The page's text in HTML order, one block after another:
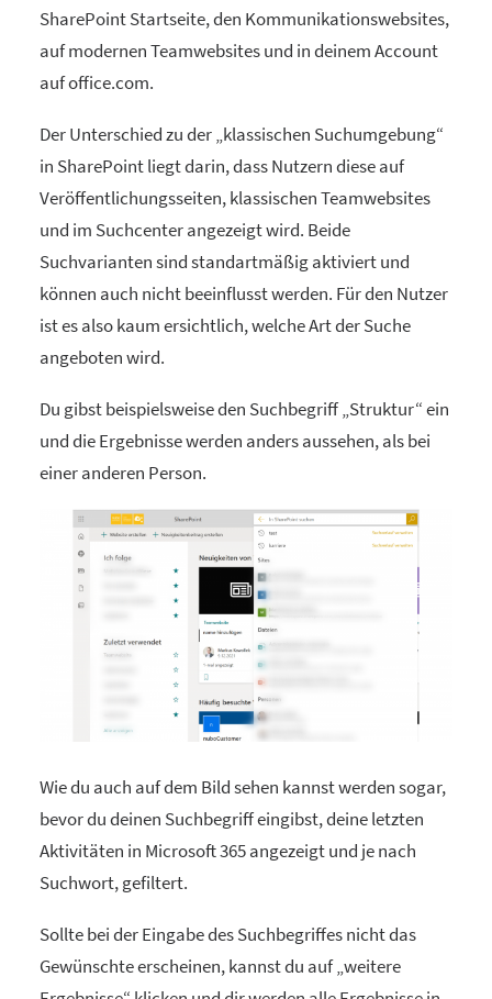
SharePoint Startseite, den Kommunikationswebsites,
auf modernen Teamwebsites und in deinem Account
auf office.com.
Der Unterschied zu der „klassischen Suchumgebung“
in SharePoint liegt darin, dass Nutzern diese auf
Veröffentlichungsseiten, klassischen Teamwebsites
und im Suchcenter angezeigt wird. Beide
Suchvarianten sind standartmäßig aktiviert und
können auch nicht beeinflusst werden. Für den Nutzer
ist es also kaum ersichtlich, welche Art der Suche
angeboten wird.
Du gibst beispielsweise den Suchbegriff „Struktur“ ein
und die Ergebnisse werden anders aussehen, als bei
einer anderen Person.
Wie du auch auf dem Bild sehen kannst werden sogar,
bevor du deinen Suchbegriff eingibst, deine letzten
Aktivitäten in Microsoft 365 angezeigt und je nach
Suchwort, gefiltert.
Sollte bei der Eingabe des Suchbegriffes nicht das
Gewünschte erscheinen, kannst du auf „weitere